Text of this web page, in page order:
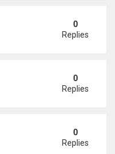
năm ở ẩn
0
Replies
triệu để xóa ràng buộc
0
Replies
0
Replies